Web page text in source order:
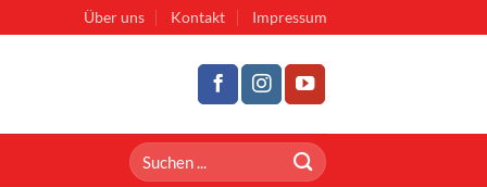
Über uns Kontakt Impressum